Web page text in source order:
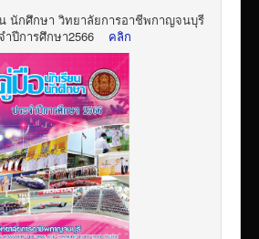
น นักศึกษา วิทยาลัยการอาชีพกาญจนบุรี
ำปีการศึกษา2566
คลิก